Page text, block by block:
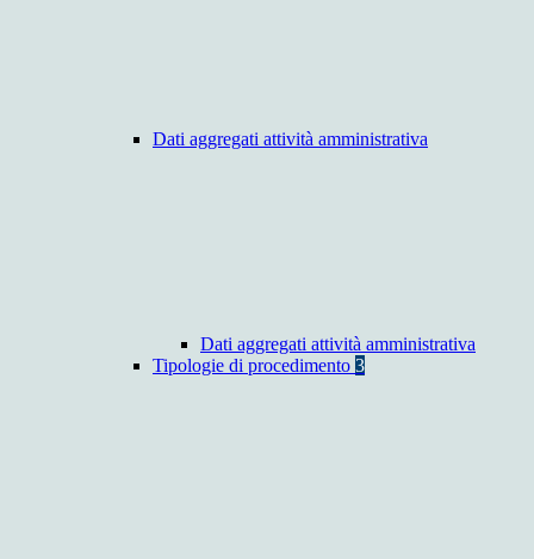
Dati aggregati attività amministrativa
Dati aggregati attività amministrativa
Tipologie di procedimento 3